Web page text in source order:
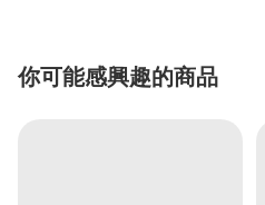
你可能感興趣的商品